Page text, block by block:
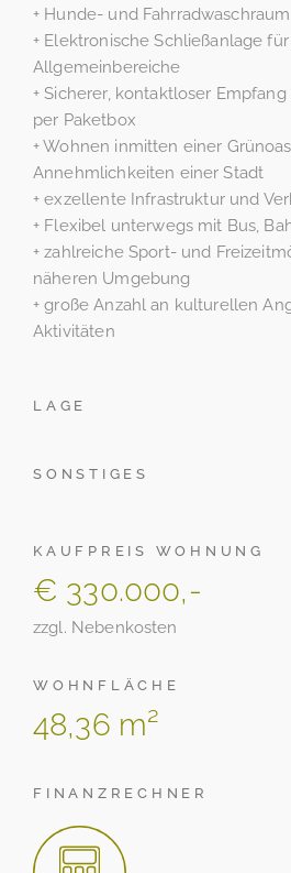
+ Hunde- und Fahrradwaschraum
+ Elektronische Schließanlage
Allgemeinbereiche
+ Sicherer, kontaktloser
per Paketbox
+ Wohnen inmitten einer
Annehmlichkeiten einer Stadt
+ exzellente Infrastruktur und
+ Flexibel unterwegs mit Bus,
+ zahlreiche Sport- und
näheren Umgebung
+ große Anzahl an kulturellen
Aktivitäten
LAGE
SONSTIGES
KAUFPREIS WOHNUNG
€ 330.000,-
zzgl. Nebenkosten
WOHNFLÄCHE
48,36 m²
FINANZRECHNER